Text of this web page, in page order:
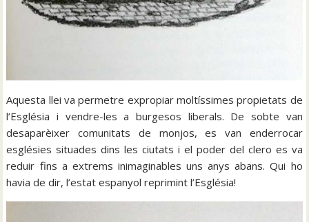
Aquesta llei va permetre expropiar moltíssimes propietats de
l’Església i vendre-les a burgesos liberals. De sobte van
desaparèixer comunitats de monjos, es van enderrocar
esglésies situades dins les ciutats i el poder del clero es va
reduir fins a extrems inimaginables uns anys abans. Qui ho
havia de dir, l’estat espanyol reprimint l’Església!